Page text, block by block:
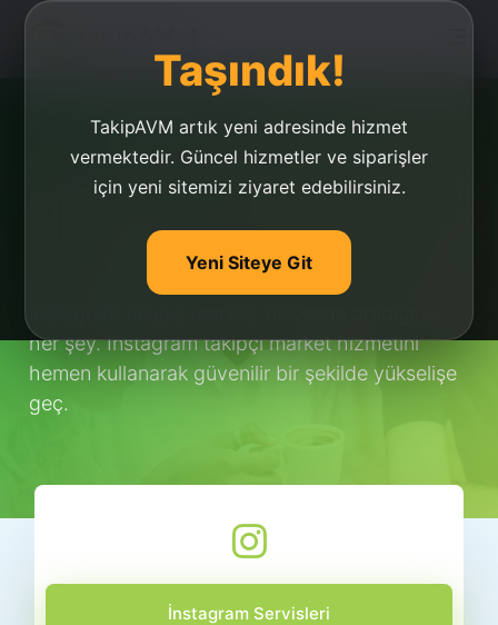
Taşındık!
TakipAVM artık yeni adresinde hizmet
vermektedir. Güncel hizmetler ve siparişler
için yeni sitemizi ziyaret edebilirsiniz.
Yeni Siteye Git
İnstagram Takipçi
her şey. İnstagram takipçi market hizmetini
hemen kullanarak güvenilir bir şekilde yükselişe
geç.
İnstagram Servisleri